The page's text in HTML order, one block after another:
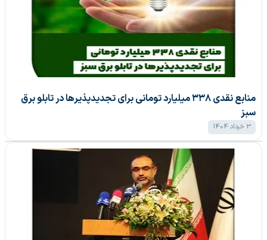
منابع نقدی ۳۳۸ میلیارد تومانی برای تجدیدپذیر‌ها در تابلو برق
سبز
3 خرداد 1404